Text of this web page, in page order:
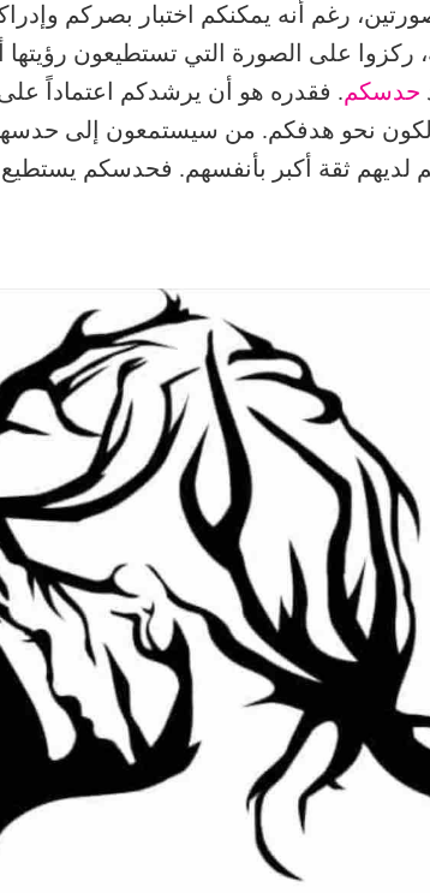
رغم أنه يمكنكم اختبار بصركم
ركزوا على الصورة التي تستطيعون رؤيتها
حدسكم. فقدره هو أن يرشدكم اعتماداً
نحو هدفكم. من سيستمعون إلى
لديهم ثقة أكبر بأنفسهم. فحدسكم